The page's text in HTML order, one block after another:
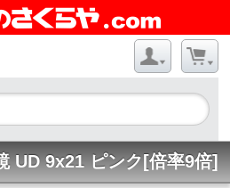
UD 9x21 ピンク[倍率9倍]